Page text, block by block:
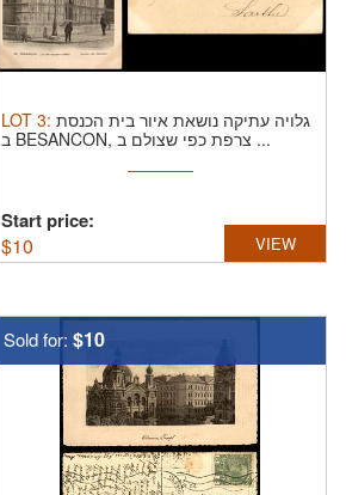
LOT 3: גלויה עתיקה נושאת איור בית הכנסת
ב BESANCON, צרפת כפי שצולם ב ...
Start price:
$10 VIEW
Sold for: $10